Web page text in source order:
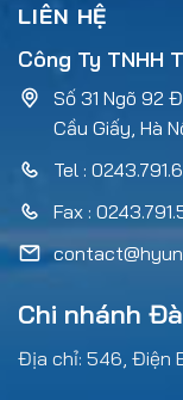
LIÊN HỆ
Công Ty TNHH
Số 31 Ngõ 92
Cầu Giấy, Hà
Tel :
Fax :
Chi nhánh
Địa chỉ: 546, Điện